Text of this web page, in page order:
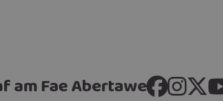
am Fae Abertawe